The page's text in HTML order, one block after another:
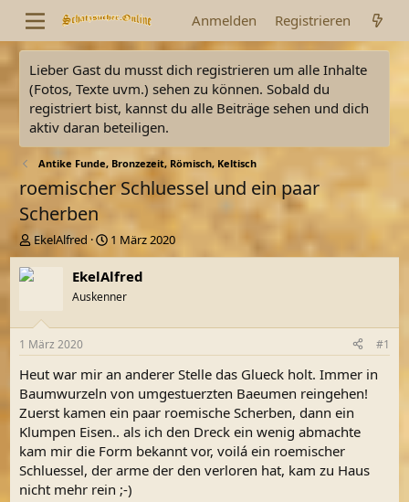
Anmelden Registrieren
Lieber Gast du musst dich registrieren um alle Inhalte
(Fotos, Texte uvm.) sehen zu können. Sobald du
registriert bist, kannst du alle Beiträge sehen und dich
aktiv daran beteiligen.
Antike Funde, Bronzezeit, Römisch, Keltisch
roemischer Schluessel und ein paar
Scherben
E
r
s
l
e
r
EkelAlfred
E
r
s
e
t
a
1 März 2020
EkelAlfred
Auskenner
1 März 2020 #1
Heut war mir an anderer Stelle das Glueck holt. Immer in
Baumwurzeln von umgestuerzten Baeumen reingehen!
Zuerst kamen ein paar roemische Scherben, dann ein
Klumpen Eisen.. als ich den Dreck ein wenig abmachte
kam mir die Form bekannt vor, voilá ein roemischer
Schluessel, der arme der den verloren hat, kam zu Haus
nicht mehr rein ;-)